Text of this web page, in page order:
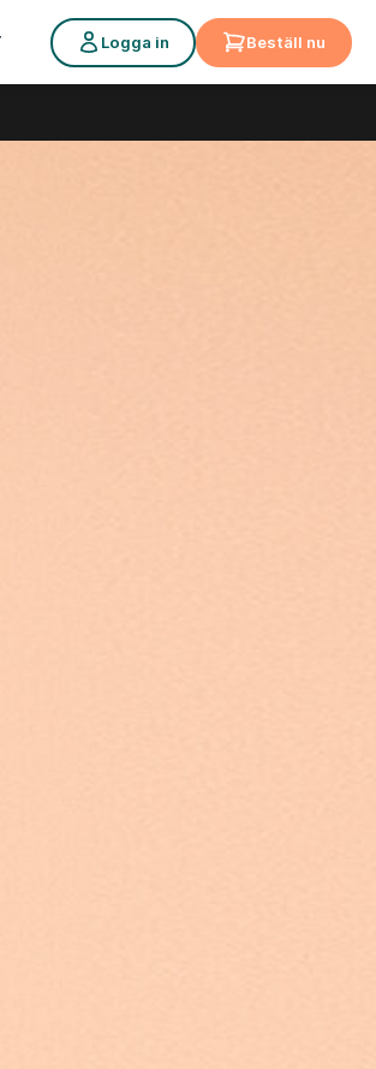
Logga in Beställ nu